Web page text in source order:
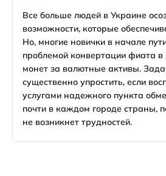
Все больше людей в Украине
возможности, которые
Но, многие новички в начале
проблемой конвертации фиата в
монет за валютные активы.
существенно упростить, если
услугами надежного пункта
почти в каждом городе страны,
не возникнет трудностей.